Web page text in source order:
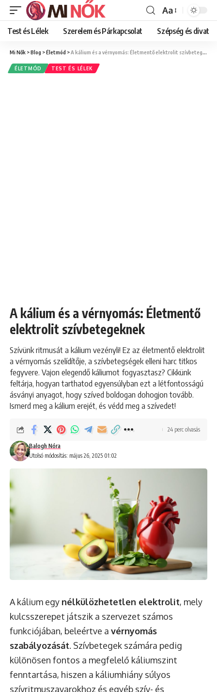
Font
Resizer
Aa
Test és Lélek Szerelem és Párkapcsolat Szépség és divat
Mi Nők >Blog >Életmód >A kálium és a vérnyomás: Életmentő elektrolit szívbetegeknek
ÉLETMÓD TEST ÉS LÉLEK
A kálium és a vérnyomás: Életmentő
elektrolit szívbetegeknek
Szívünk ritmusát a kálium vezényli! Ez az életmentő elektrolit
a vérnyomás szelídítője, a szívbetegségek elleni harc titkos
fegyvere. Vajon elegendő káliumot fogyasztasz? Cikkünk
feltárja, hogyan tarthatod egyensúlyban ezt a létfontosságú
ásványi anyagot, hogy szíved boldogan dohogjon tovább.
Ismerd meg a kálium erejét, és védd meg a szívedet!
Utolsó módosítás: május 26, 2025 01:02
Balogh Nóra
24 perc olvasás
A kálium egy nélkülözhetetlen elektrolit, mely
kulcsszerepet játszik a szervezet számos
funkciójában, beleértve a vérnyomás
szabályozását. Szívbetegek számára pedig
különösen fontos a megfelelő káliumszint
fenntartása, hiszen a káliumhiány súlyos
szívritmuszavarokhoz és egyéb szív- és